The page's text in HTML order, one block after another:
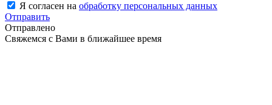
Я согласен на обработку персональных данных
Отправить
Отправлено
Свяжемся с Вами в ближайшее время